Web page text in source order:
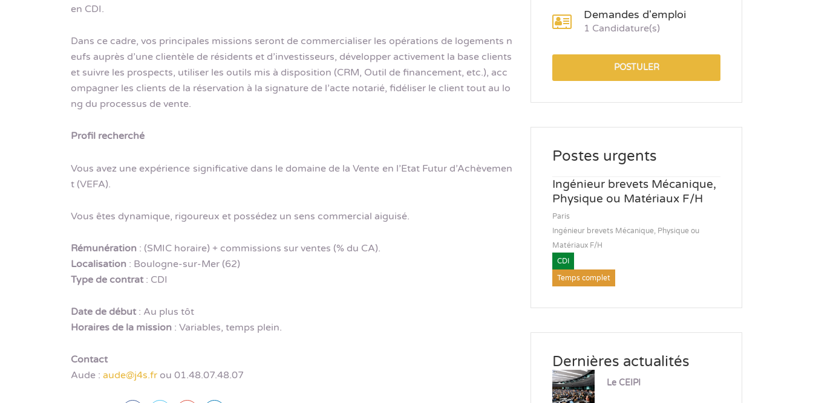
en CDI.
Dans ce cadre, vos principales missions seront de commercialiser les opérations de logements n
eufs auprès d’une clientèle de résidents et d’investisseurs, développer activement la base clients
et suivre les prospects, utiliser les outils mis à disposition (CRM, Outil de financement, etc.), acc
ompagner les clients de la réservation à la signature de l’acte notarié, fidéliser le client tout au lo
ng du processus de vente.
Profil recherché
Vous avez une expérience significative dans le domaine de la Vente en l’Etat Futur d’Achèvemen
t (VEFA).
Vous êtes dynamique, rigoureux et possédez un sens commercial aiguisé.
Rémunération : (SMIC horaire) + commissions sur ventes (% du CA).
Localisation : Boulogne-sur-Mer (62)
Type de contrat: CDI
Date de début: Au plus tôt
Horaires de la mission : Variables, temps plein.
Contact
Aude : aude@j4s.fr ou 01.48.07.48.07
Demandes d'emploi
1 Candidature(s)
POSTULER
Postes urgents
Ingénieur brevets Mécanique,
Physique ou Matériaux F/H
Paris
Ingénieur brevets Mécanique, Physique ou
Matériaux F/H
CDI
Temps complet
Dernières actualités
Le CEIPI